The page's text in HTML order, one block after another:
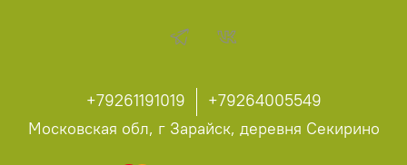
+79261191019
+79264005549
Московская обл, г Зарайск, деревня Секирино